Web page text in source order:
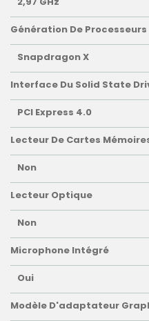
Génération De Processeurs
Snapdragon X
Interface Du Solid State
PCI Express 4.0
Lecteur De Cartes
Non
Lecteur Optique
Non
Microphone Intégré
Oui
Modèle D'adaptateur